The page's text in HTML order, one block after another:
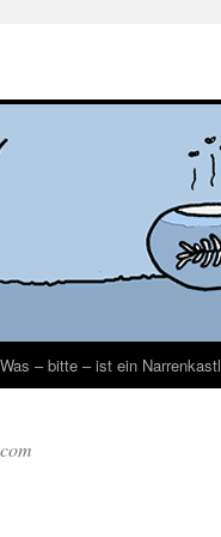
Was – bitte – ist ein Narrenkastl